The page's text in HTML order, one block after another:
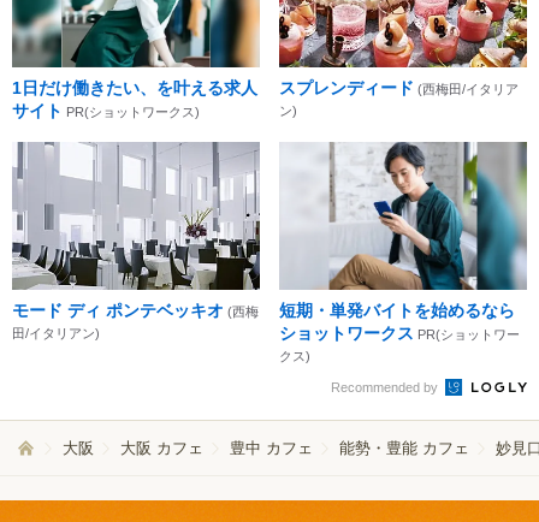
1日だけ働きたい、を叶える求人
サイト PR(ショットワークス)
スプレンディード (西梅田/イタリア
ン)
モード ディ ポンテベッキオ (西梅
田/イタリアン)
短期・単発バイトを始めるなら
ショットワークス PR(ショットワー
クス)
Recommended by
大阪 大阪 カフェ 豊中 カフェ 能勢・豊能 カフェ 妙見